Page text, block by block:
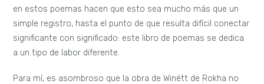
en estos poemas hacen que esto sea mucho más que un
simple registro, hasta el punto de que resulta difícil conectar
significante con significado: este libro de poemas se dedica
a un tipo de labor diferente.
Para mí, es asombroso que la obra de Winétt de Rokha no